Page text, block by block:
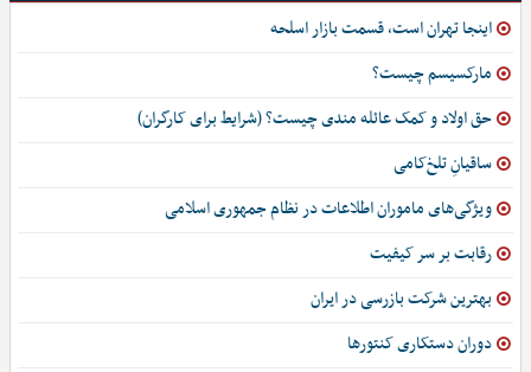
اینجا تهران است، قسمت بازار اسلحه
مارکسیسم چیست؟
حق اولاد و کمک عائله مندی چیست؟ (شرایط برای کارگران)
ساقیانِ تلخ‌کامی
ویژگی‌های ماموران اطلاعات در نظام جمهوری اسلامی
رقابت بر سر کیفیت
بهترین شرکت بازرسی در ایران
دوران دستکاری کنتورها